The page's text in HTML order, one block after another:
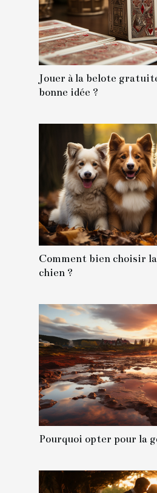
Jouer à la belote
bonne idée ?
Comment bien choisir la
chien ?
Pourquoi opter pour la